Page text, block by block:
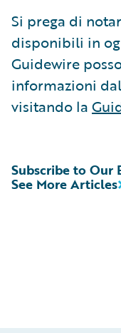
Si prega di
disponibili in
Guidewire
informazioni
visitando la
See More Articles
Subscribe to Our